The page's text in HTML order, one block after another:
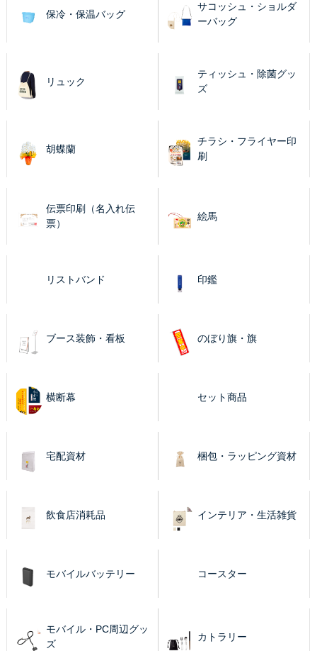
保冷・保温バッグ
サコッシュ・ショルダ
ーバッグ
リュック
ティッシュ・除菌グッ
ズ
胡蝶蘭
チラシ・フライヤー印
刷
伝票印刷（名入れ伝
票）
絵馬
リストバンド 印鑑
ブース装飾・看板 のぼり旗・旗
横断幕 セット商品
宅配資材 梱包・ラッピング資材
飲食店消耗品 インテリア・生活雑貨
モバイルバッテリー コースター
モバイル・PC周辺グッ
ズ
カトラリー